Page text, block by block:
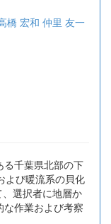
橋 宏和 仲里 友一
る千葉県北部の下
よび暖流系の貝化
選択者に地層か
な作業および考察